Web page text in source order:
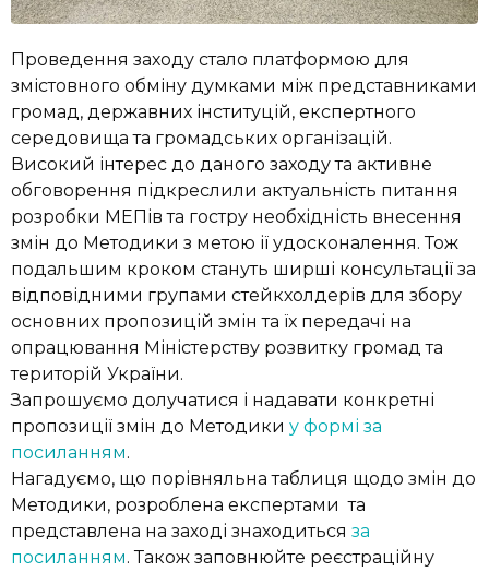
Проведення заходу стало платформою для
змістовного обміну думками між представниками
громад, державних інституцій, експертного
середовища та громадських організацій.
Високий інтерес до даного заходу та активне
обговорення підкреслили актуальність питання
розробки МЕПів та гостру необхідність внесення
змін до Методики з метою ії удосконалення. Тож
подальшим кроком стануть ширші консультації за
відповідними групами стейкхолдерів для збору
основних пропозицій змін та їх передачі на
опрацювання Міністерству розвитку громад та
територій України.
Запрошуємо долучатися і надавати конкретні
пропозиції змін до Методики у формі за
посиланням.
Нагадуємо, що порівняльна таблиця щодо змін до
Методики, розроблена експертами та
представлена на заході знаходиться за
посиланням. Також заповнюйте реєстраційну